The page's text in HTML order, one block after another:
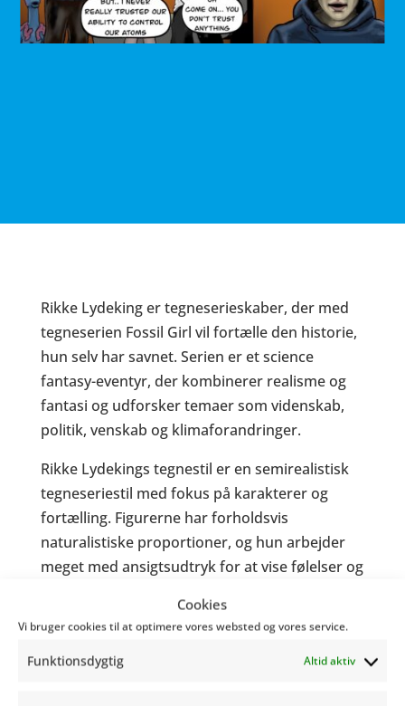
Cookies
Vi bruger cookies til at optimere vores websted og vores service.
Funktionsdygtig Altid aktiv
Rikke Lydeking er tegneserieskaber, der med
tegneserien Fossil Girl vil fortælle den historie,
hun selv har savnet. Serien er et science
fantasy-eventyr, der kombinerer realisme og
fantasi og udforsker temaer som videnskab,
politik, venskab og klimaforandringer.
Rikke Lydekings tegnestil er en semirealistisk
tegneseriestil med fokus på karakterer og
fortælling. Figurerne har forholdsvis
naturalistiske proportioner, og hun arbejder
meget med ansigtsudtryk for at vise følelser og
lette at aflæse i billederne. På tekniksiden
tegner og farvelægger Rikke oftest digitalt i
Procreate, og bruger gerne varme, mættede